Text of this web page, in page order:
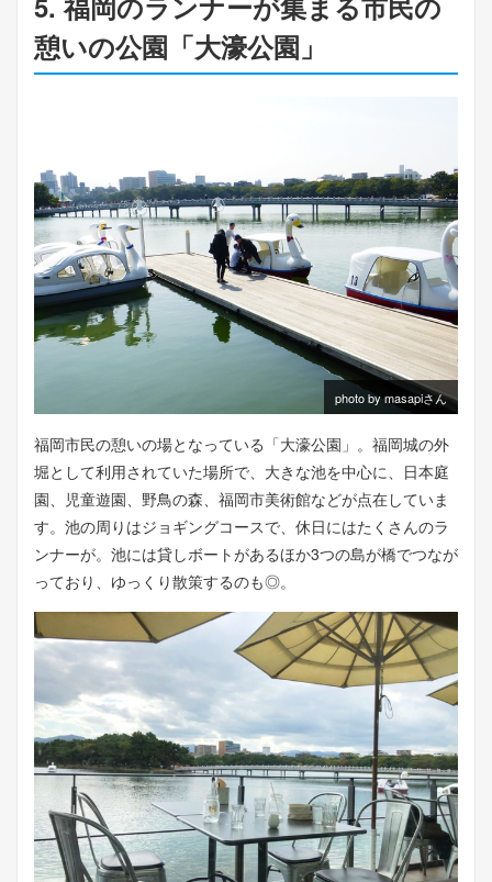
憩いの公園「大濠公園」
photo by masapiさん
福岡市民の憩いの場となっている「大濠公園」。福岡城の外
堀として利用されていた場所で、大きな池を中心に、日本庭
園、児童遊園、野鳥の森、福岡市美術館などが点在していま
す。池の周りはジョギングコースで、休日にはたくさんのラ
ンナーが。池には貸しボートがあるほか3つの島が橋でつなが
っており、ゆっくり散策するのも◎。